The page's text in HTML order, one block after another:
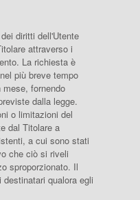
diritti dell'Utente
attraverso i
La richiesta è
più breve tempo
fornendo
dalla legge.
o limitazioni del
dal Titolare a
a cui sono stati
che ciò si riveli
sproporzionato. Il
qualora egli